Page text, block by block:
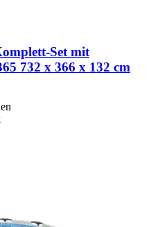
​Set mit
732 x 366 x 132 cm